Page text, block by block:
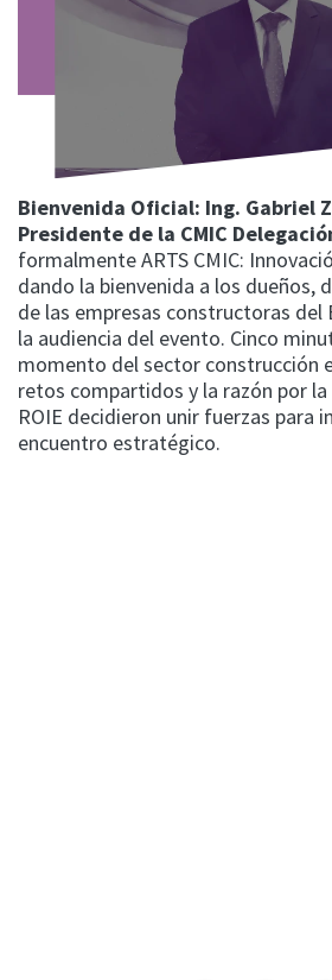
Bienvenida Oficial: Ing. Gabriel
Presidente de la CMIC
formalmente ARTS CMIC:
dando la bienvenida a los dueños,
de las empresas constructoras
la audiencia del evento. Cinco
momento del sector construcción
retos compartidos y la razón por la
ROIE decidieron unir fuerzas para
encuentro estratégico.